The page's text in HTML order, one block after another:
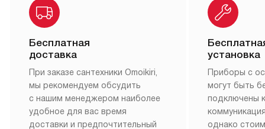
Бесплатная
доставка
При заказе сантехники Omoikiri,
мы рекомендуем обсудить
с нашим менеджером наиболее
удобное для вас время
доставки и предпочтительный
установка
Приборы с
могут быть
подключены
однако